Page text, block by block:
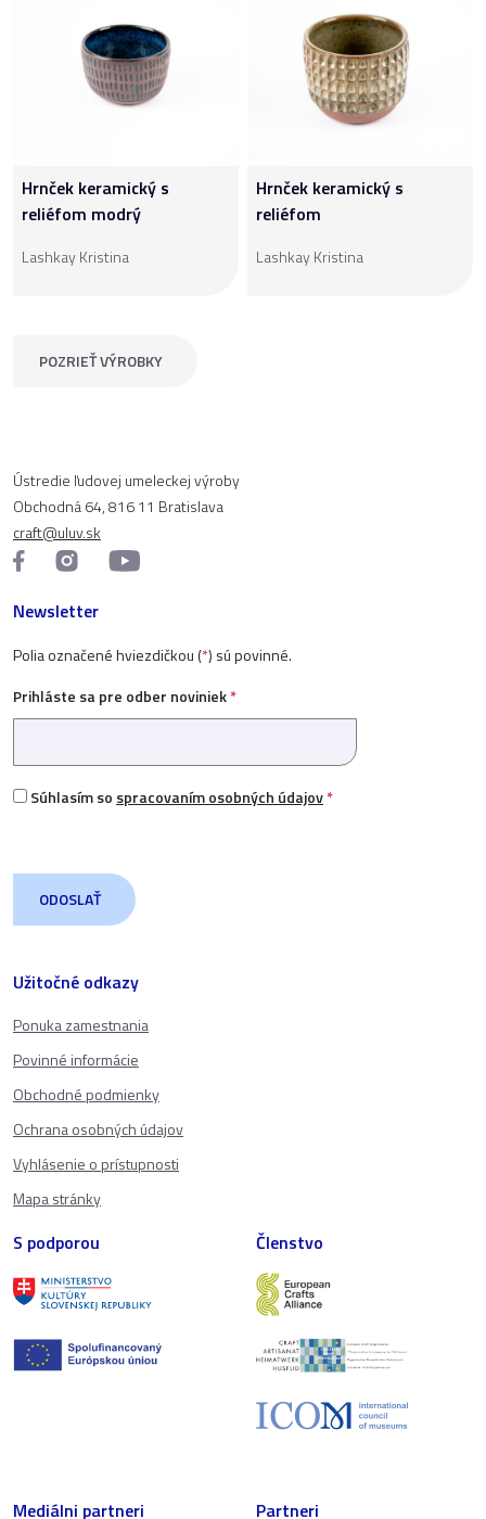
Hrnček keramický s
reliéfom modrý
Lashkay Kristina
Hrnček keramický s
reliéfom
Lashkay Kristina
POZRIEŤ VÝROBKY
Užitočné odkazy
Ponuka zamestnania
Povinné informácie
Obchodné podmienky
Ochrana osobných údajov
Vyhlásenie o prístupnosti
Mapa stránky
Ústredie ľudovej umeleckej výroby
Obchodná 64, 816 11 Bratislava
craft@uluv.sk
Newsletter
Polia označené hviezdičkou (*) sú povinné.
Prihláste sa pre odber noviniek*
Súhlasím so spracovaním osobných údajov*
S podporou Členstvo
Mediálni partneri Partneri